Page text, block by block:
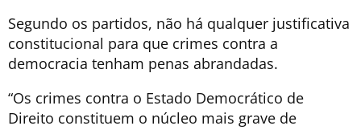
Segundo os partidos, não há qualquer justificativa
constitucional para que crimes contra a
democracia tenham penas abrandadas.
“Os crimes contra o Estado Democrático de
Direito constituem o núcleo mais grave de